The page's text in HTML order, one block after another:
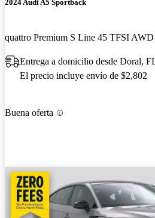
2024 Audi A5 Sportback
quattro Premium S Line 45 TFSI AWD
Entrega a domicilio desde Doral,
El precio incluye envío de $2,802
Buena oferta